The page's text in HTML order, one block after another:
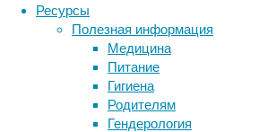
Ресурсы
Полезная информация
Медицина
Питание
Гигиена
Родителям
Гендерология
и
числам
используются
частицы